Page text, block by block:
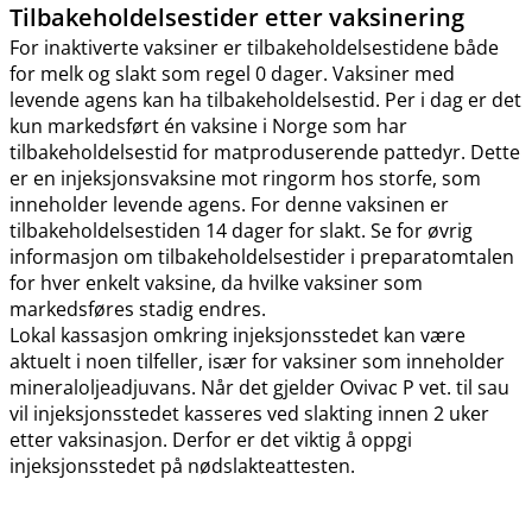
Tilbakeholdelsestider etter vaksinering
For inaktiverte vaksiner er tilbakeholdelsestidene både
for melk og slakt som regel 0 dager. Vaksiner med
levende agens kan ha tilbakeholdelsestid. Per i dag er det
kun markedsført én vaksine i Norge som har
tilbakeholdelsestid for matproduserende pattedyr. Dette
er en injeksjonsvaksine mot ringorm hos storfe, som
inneholder levende agens. For denne vaksinen er
tilbakeholdelsestiden 14 dager for slakt. Se for øvrig
informasjon om tilbakeholdelsestider i preparatomtalen
for hver enkelt vaksine, da hvilke vaksiner som
markedsføres stadig endres.
Lokal kassasjon omkring injeksjonsstedet kan være
aktuelt i noen tilfeller, især for vaksiner som inneholder
mineraloljeadjuvans. Når det gjelder Ovivac P vet. til sau
vil injeksjonsstedet kasseres ved slakting innen 2 uker
etter vaksinasjon. Derfor er det viktig å oppgi
injeksjonsstedet på nødslakteattesten.